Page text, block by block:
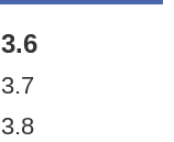
3.6
3.7
3.8